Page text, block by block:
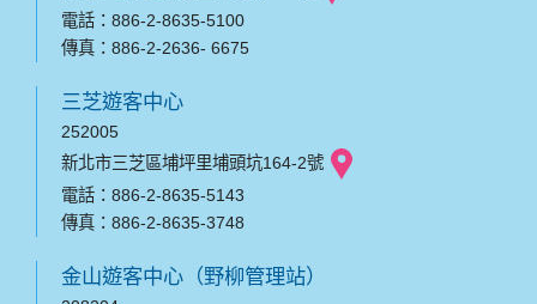
電話：886-2-8635-5100
傳真：886-2-2636- 6675
三芝遊客中心
252005
新北市三芝區埔坪里埔頭坑164-2號
電話：886-2-8635-5143
傳真：886-2-8635-3748
金山遊客中心（野柳管理站）